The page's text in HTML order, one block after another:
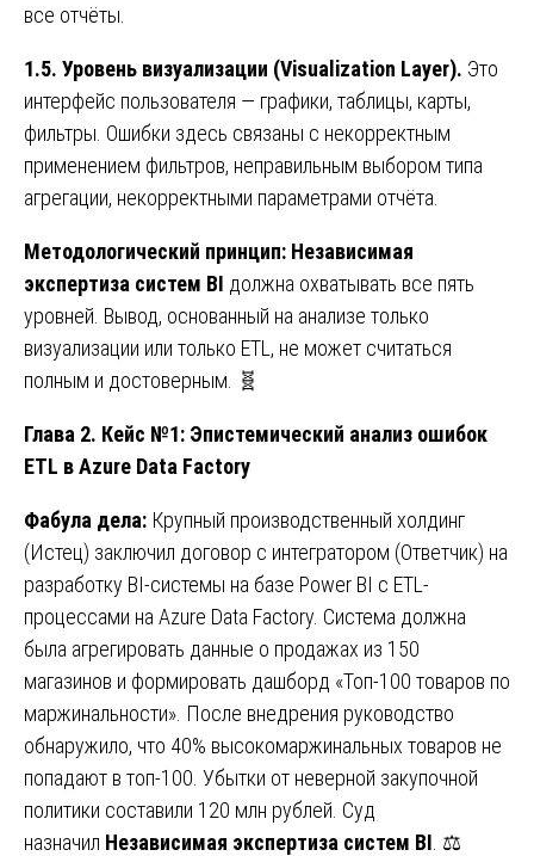
все отчёты.
1.5. Уровень визуализации (Visualization Layer). Это
интерфейс пользователя — графики, таблицы, карты,
фильтры. Ошибки здесь связаны с некорректным
применением фильтров, неправильным выбором типа
агрегации, некорректными параметрами отчёта.
Методологический принцип: Независимая
экспертиза систем BI должна охватывать все пять
уровней. Вывод, основанный на анализе только
визуализации или только ETL, не может считаться
полным и достоверным. 🧬
Глава 2. Кейс №1: Эпистемический анализ ошибок
ETL в Azure Data Factory
Фабула дела: Крупный производственный холдинг
(Истец) заключил договор с интегратором (Ответчик) на
разработку BI-системы на базе Power BI с ETL-
процессами на Azure Data Factory. Система должна
была агрегировать данные о продажах из 150
магазинов и формировать дашборд «Топ-100 товаров по
маржинальности». После внедрения руководство
обнаружило, что 40% высокомаржинальных товаров не
попадают в топ-100. Убытки от неверной закупочной
политики составили 120 млн рублей. Суд
назначил Независимая экспертиза систем BI . ⚖️